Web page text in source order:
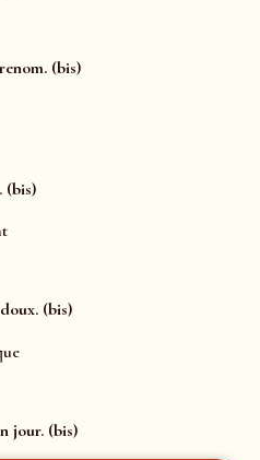
(bis)
(bis)
(bis)
jour. (bis)